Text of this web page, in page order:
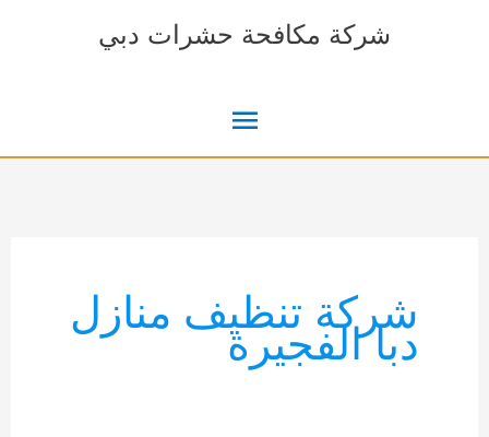
شركة مكافحة حشرات دبي
القائمة
شركة تنظيف منازل
دبا الفجيرة